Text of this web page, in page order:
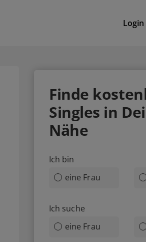
Login
Finde
Singles in
Nähe
Ich bin
eine Frau
Ich suche
eine Frau